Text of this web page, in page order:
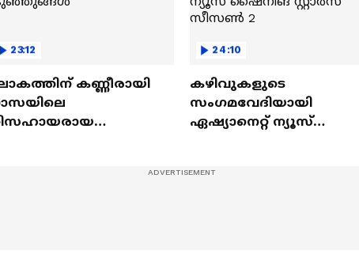
23:12
കണ്ണീരായി
24:10
കഴിവുകളുടെ
സംഗമവേദിയായി
ഏഷ്യാനെറ്റ് ന്യൂസ്